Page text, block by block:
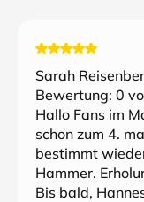
Sarah
Bewertung: 0
Hallo Fans im
schon zum 4.
bestimmt
Hammer.
Bis bald,